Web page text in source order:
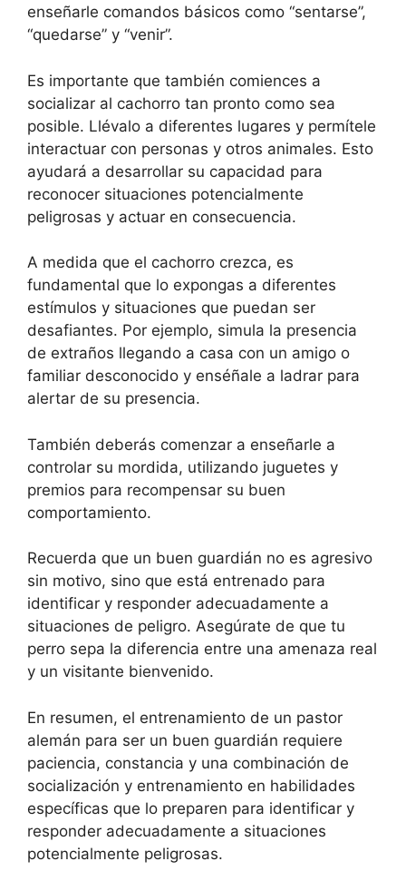
enseñarle comandos básicos como “sentarse”,
“quedarse” y “venir”.
Es importante que también comiences a
socializar al cachorro tan pronto como sea
posible. Llévalo a diferentes lugares y permítele
interactuar con personas y otros animales. Esto
ayudará a desarrollar su capacidad para
reconocer situaciones potencialmente
peligrosas y actuar en consecuencia.
A medida que el cachorro crezca, es
fundamental que lo expongas a diferentes
estímulos y situaciones que puedan ser
desafiantes. Por ejemplo, simula la presencia
de extraños llegando a casa con un amigo o
familiar desconocido y enséñale a ladrar para
alertar de su presencia.
También deberás comenzar a enseñarle a
controlar su mordida, utilizando juguetes y
premios para recompensar su buen
comportamiento.
Recuerda que un buen guardián no es agresivo
sin motivo, sino que está entrenado para
identificar y responder adecuadamente a
situaciones de peligro. Asegúrate de que tu
perro sepa la diferencia entre una amenaza real
y un visitante bienvenido.
En resumen, el entrenamiento de un pastor
alemán para ser un buen guardián requiere
paciencia, constancia y una combinación de
socialización y entrenamiento en habilidades
específicas que lo preparen para identificar y
responder adecuadamente a situaciones
potencialmente peligrosas.